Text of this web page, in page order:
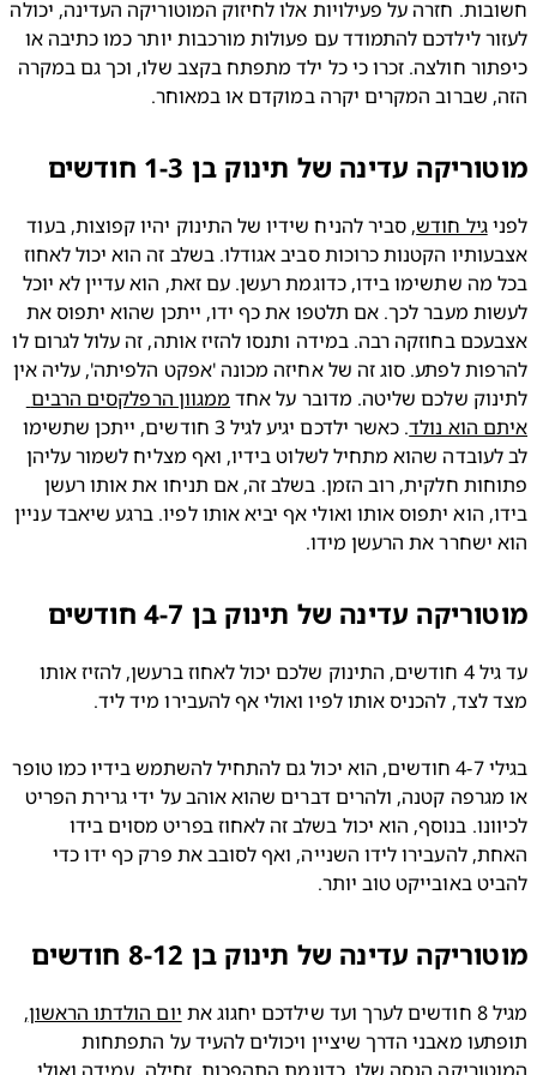
חשובות. חזרה על פעילויות אלו לחיזוק המוטוריקה העדינה, יכולה
לעזור לילדכם להתמודד עם פעולות מורכבות יותר כמו כתיבה או
כיפתור חולצה. זכרו כי כל ילד מתפתח בקצב שלו, וכך גם במקרה
שברוב המקרים יקרה במוקדם או במאוחר.
עדינה של תינוק בן 1-3 חודשים
גיל חודש
, סביר להניח שידיו של התינוק יהיו קפוצות, בעוד
אצבעותיו הקטנות כרוכות סביב אגודלו. בשלב זה הוא יכול לאחוז
בכל מה שתשימו בידו, כדוגמת רעשן. עם זאת, הוא עדיין לא יוכל
לעשות מעבר לכך. אם תלטפו את כף ידו, ייתכן שהוא יתפוס את
אצבעכם בחוזקה רבה. במידה ותנסו להזיז אותה, זה עלול לגרום לו
להרפות לפתע. סוג זה של אחיזה מכונה 'אפקט הלפיתה', עליה אין
שלכם שליטה. מדובר על אחד
ממגוון הרפלקסים הרבים
הוא נולד
. כאשר ילדכם יגיע לגיל 3 חודשים, ייתכן שתשימו
לב לעובדה שהוא מתחיל לשלוט בידיו, ואף מצליח לשמור עליהן
פתוחות חלקית, רוב הזמן. בשלב זה, אם תניחו את אותו רעשן
בידו, הוא יתפוס אותו ואולי אף יביא אותו לפיו. ברגע שיאבד עניין
ישחרר את הרעשן מידו.
עדינה של תינוק בן 4-7 חודשים
עד גיל 4 חודשים, התינוק שלכם יכול לאחוז ברעשן, להזיז אותו
להכניס אותו לפיו ואולי אף להעבירו מיד ליד.
בגילי 4-7 חודשים, הוא יכול גם להתחיל להשתמש בידיו כמו טופר
או מגרפה קטנה, ולהרים דברים שהוא אוהב על ידי גרירת הפריט
לכיוונו. בנוסף, הוא יכול בשלב זה לאחוז בפריט מסוים בידו
האחת, להעבירו לידו השנייה, ואף לסובב את פרק כף ידו כדי
באובייקט טוב יותר.
עדינה של תינוק בן 8-12 חודשים
את יום הולדתו הראשון,
תופתעו מאבני הדרך שיציין ויכולים להעיד על התפתחות